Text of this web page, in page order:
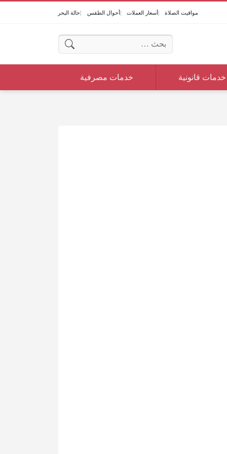
مواقيت الصلاة أسعار العملات أحوال الطقس حالة البحر
البحث عن:
خدمات قانونية خدمات مصرفية